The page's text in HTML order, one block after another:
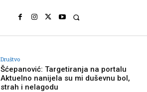
Društvo
Šćepanović: Targetiranja na portalu
Aktuelno nanijela su mi duševnu bol,
strah i nelagodu